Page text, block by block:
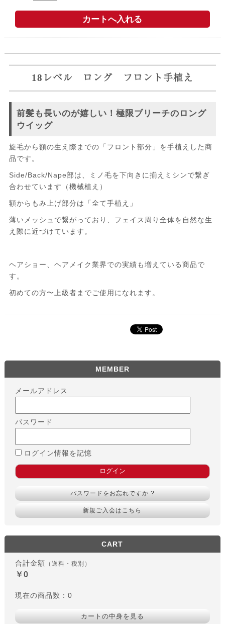
18レベル ロング フロント手植え
前髪も長いのが嬉しい！極限ブリーチのロング
ウイッグ
旋毛から額の生え際までの「フロント部分」を手植えした商
品です。
Side/Back/Nape部は、ミノ毛を下向きに揃えミシンで繋ぎ
合わせています（機械植え）
額からもみ上げ部分は「全て手植え」
薄いメッシュで繋がっており、フェイス周り全体を自然な生
え際に近づけています。
ヘアショー、ヘアメイク業界での実績も増えている商品で
す。
初めての方〜上級者までご使用になれます。
MEMBER
メールアドレス
パスワード
ログイン情報を記憶
パスワードをお忘れですか ?
新規ご入会はこちら
CART
合計金額 （送料・税別）
￥0
現在の商品数：0
カートの中身を見る